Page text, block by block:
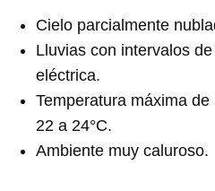
Cielo parcialmente
Lluvias con intervalos
eléctrica.
Temperatura máxima
22 a 24°C.
Ambiente muy caluroso.